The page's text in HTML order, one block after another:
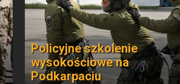
Policyjne szkolenie
wysokościowe na
Podkarpaciu